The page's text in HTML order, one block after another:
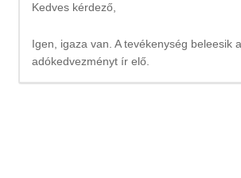
Kedves kérdező,
Igen, igaza van. A tevékenység beleesik
adókedvezményt ír elő.